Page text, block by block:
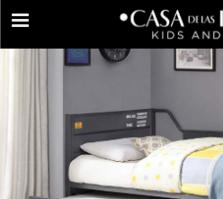
casadelaslomas.com
Vista previa de páginas
Pantalla completa
Descargar PDF